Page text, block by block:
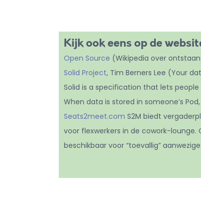
Kijk ook eens op de
Open Source (Wikipedia over
Solid Project, Tim Berners Lee (Your
Solid is a specification that lets
When data is stored in someone’s
Seats2meet.com S2M biedt
voor flexwerkers in de cowork-lounge.
beschikbaar voor “toevallig”